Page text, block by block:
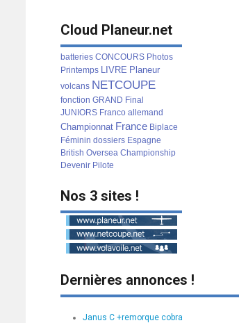
Cloud Planeur.net
batteries CONCOURS Photos
Printemps LIVRE Planeur
volcans NETCOUPE
fonction GRAND Final
JUNIORS Franco allemand
Championnat France Biplace
Féminin dossiers Espagne
British Oversea Championship
Devenir Pilote
Nos 3 sites !
Dernières annonces !
Janus C +remorque cobra